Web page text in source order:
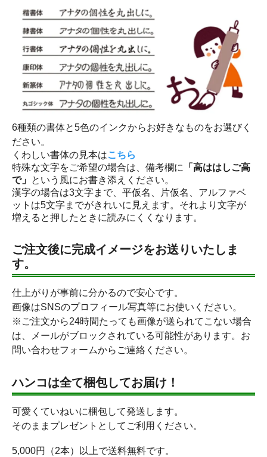
6種類の書体と5色のインクからお好きなものをお選びく
ださい。
くわしい書体の見本はこちら
特殊な文字をご希望の場合は、備考欄に
「高ははしご高
で」 という風にお書き添えください。
漢字の場合は3文字まで、平仮名、片仮名、アルファベ
ットは5文字までがきれいに見えます。それより文字が
増えると押したときに読みにくくなります。
ご注文後に完成イメージをお送りいたしま
す。
仕上がりが事前に分かるので安心です。
画像はSNSのプロフィール写真等にお使いください。
※ご注文から24時間たっても画像が送られてこない場合
は、メールがブロックされている可能性があります。お
問い合わせフォームからご連絡ください。
ハンコは全て梱包してお届け！
可愛くていねいに梱包して発送します。
そのままプレゼントとしてご利用ください。
5,000円（2本）以上で送料無料です。